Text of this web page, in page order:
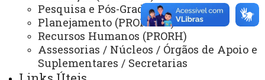
Pesquisa e Pós-Graduação (PRPPG)
Planejamento (PROPLAN)
Recursos Humanos (PRORH)
Assessorias / Núcleos / Órgãos de Apoio e
Suplementares / Secretarias
Você está aqui:Unioeste Psicologia Pronera